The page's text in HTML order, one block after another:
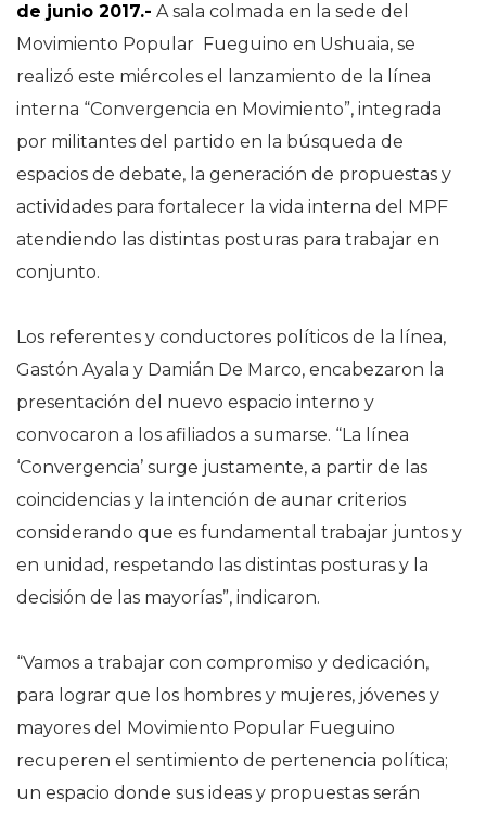
de junio 2017.- A sala colmada en la sede del
Movimiento Popular Fueguino en Ushuaia, se
realizó este miércoles el lanzamiento de la línea
interna “Convergencia en Movimiento”, integrada
por militantes del partido en la búsqueda de
espacios de debate, la generación de propuestas y
actividades para fortalecer la vida interna del MPF
atendiendo las distintas posturas para trabajar en
conjunto.
Los referentes y conductores políticos de la línea,
Gastón Ayala y Damián De Marco, encabezaron la
presentación del nuevo espacio interno y
convocaron a los afiliados a sumarse. “La línea
‘Convergencia’ surge justamente, a partir de las
coincidencias y la intención de aunar criterios
considerando que es fundamental trabajar juntos y
en unidad, respetando las distintas posturas y la
decisión de las mayorías”, indicaron.
“Vamos a trabajar con compromiso y dedicación,
para lograr que los hombres y mujeres, jóvenes y
mayores del Movimiento Popular Fueguino
recuperen el sentimiento de pertenencia política;
un espacio donde sus ideas y propuestas serán